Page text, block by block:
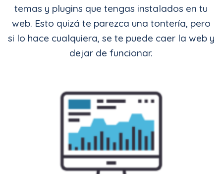
temas y plugins que tengas instalados en tu
web. Esto quizá te parezca una tontería, pero
si lo hace cualquiera, se te puede caer la web y
dejar de funcionar.